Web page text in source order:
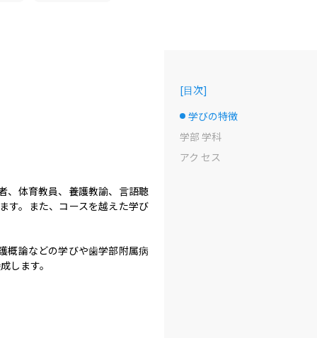
、体育教員、養護教諭、言語聴
す。また、コースを越えた学び
概論などの学びや歯学部附属病
します。
[目次]
選択中のドット
学びの特徴
学部 学科
アク セス